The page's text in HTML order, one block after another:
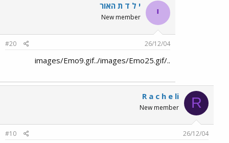
י י ל ד ת האור
New member
26/12/04
#20
../images/Emo9.gif../images/Emo25.gif
R
R a c h e li
New member
26/12/04
#10